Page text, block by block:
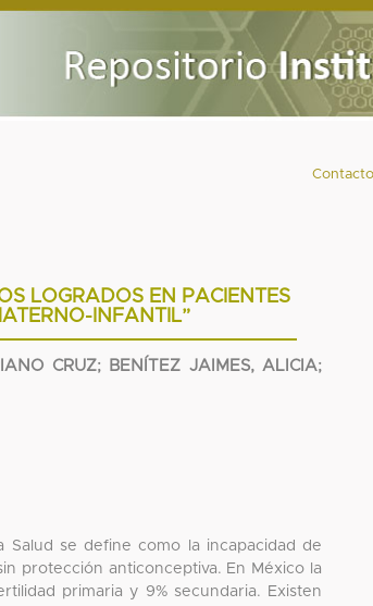
Contacto
LOGRADOS EN PACIENTES
INFANTIL”
CRUZ; BENÍTEZ JAIMES, ALICIA;
Salud se define como la incapacidad de
protección anticonceptiva. En México la
primaria y 9% secundaria. Existen